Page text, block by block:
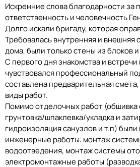
Искренние слова благодарности за
ответственность и человечность
Долго искали бригаду, которая
Требовалась внутренняя и внешняя
дома, были только стены из блоков
С первого дня знакомства и встречи
чувствовался профессиональный
составлена предварительная
виды работ.
Помимо отделочных работ (обшивка
грунтовка/шпаклевка/укладка и
гидроизоляция санузлов и т.п)
инженерные работы: монтаж
водоотведения, монтаж системы
электромонтажные работы